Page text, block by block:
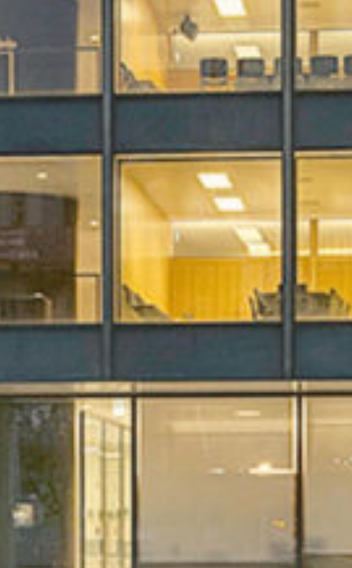
UMSETZUNG?
Wir sind Ihr Partner für individuelle
Lichtlösungen.
Sagt uns Hallo!